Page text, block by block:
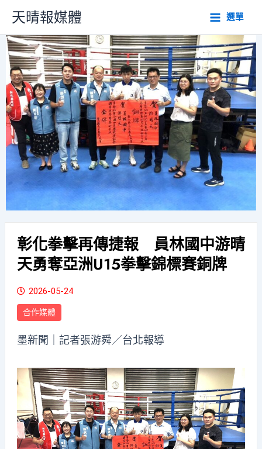
主
要
天晴報媒體 選單
彰化拳擊再傳捷報 員林國中游晴
天勇奪亞洲U15拳擊錦標賽銅牌
2026-05-24
合作媒體
墨新聞 ｜記者張游舜／台北報導